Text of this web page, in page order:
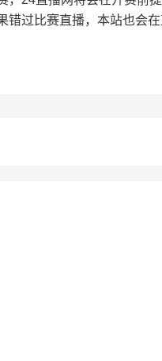
过比赛直播，本站也会